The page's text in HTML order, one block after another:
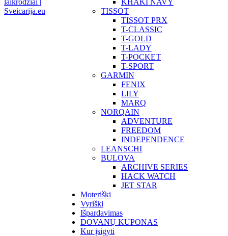
KHAKI NAVY
TISSOT
TISSOT PRX
T-CLASSIC
T-GOLD
T-LADY
T-POCKET
T-SPORT
GARMIN
FENIX
LILY
MARQ
NORQAIN
ADVENTURE
FREEDOM
INDEPENDENCE
LEANSCHI
BULOVA
ARCHIVE SERIES
HACK WATCH
JET STAR
Moteriški
Vyriški
Išpardavimas
DOVANŲ KUPONAS
Kur įsigyti